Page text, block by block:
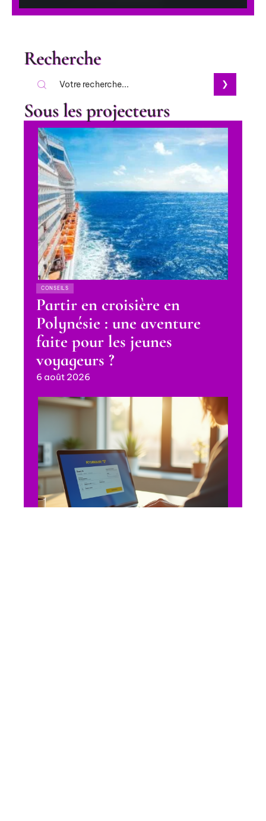
Recherche
Sous les projecteurs
CONSEILS
Partir en croisière en
Polynésie : une aventure
faite pour les jeunes
voyageurs ?
6 août 2026